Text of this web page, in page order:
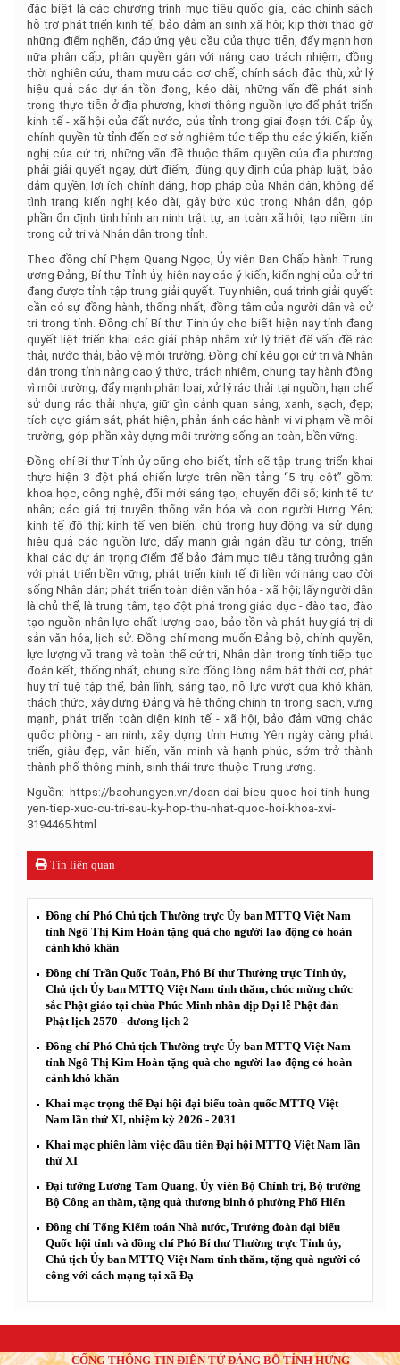
đặc biệt là các chương trình mục tiêu quốc gia, các chính sách
hỗ trợ phát triển kinh tế, bảo đảm an sinh xã hội; kịp thời tháo gỡ
những điểm nghẽn, đáp ứng yêu cầu của thực tiễn, đẩy mạnh hơn
nữa phân cấp, phân quyền gắn với nâng cao trách nhiệm; đồng
thời nghiên cứu, tham mưu các cơ chế, chính sách đặc thù, xử lý
hiệu quả các dự án tồn đọng, kéo dài, những vấn đề phát sinh
trong thực tiễn ở địa phương, khơi thông nguồn lực để phát triển
kinh tế - xã hội của đất nước, của tỉnh trong giai đoạn tới. Cấp ủy,
chính quyền từ tỉnh đến cơ sở nghiêm túc tiếp thu các ý kiến, kiến
nghị của cử tri, những vấn đề thuộc thẩm quyền của địa phương
phải giải quyết ngay, dứt điểm, đúng quy định của pháp luật, bảo
đảm quyền, lợi ích chính đáng, hợp pháp của Nhân dân, không để
tình trạng kiến nghị kéo dài, gây bức xúc trong Nhân dân, góp
phần ổn định tình hình an ninh trật tự, an toàn xã hội, tạo niềm tin
trong cử tri và Nhân dân trong tỉnh.
Theo đồng chí Phạm Quang Ngọc, Ủy viên Ban Chấp hành Trung
ương Đảng, Bí thư Tỉnh ủy, hiện nay các ý kiến, kiến nghị của cử tri
đang được tỉnh tập trung giải quyết. Tuy nhiên, quá trình giải quyết
cần có sự đồng hành, thống nhất, đồng tâm của người dân và cử
tri trong tỉnh. Đồng chí Bí thư Tỉnh ủy cho biết hiện nay tỉnh đang
quyết liệt triển khai các giải pháp nhằm xử lý triệt để vấn đề rác
thải, nước thải, bảo vệ môi trường. Đồng chí kêu gọi cử tri và Nhân
dân trong tỉnh nâng cao ý thức, trách nhiệm, chung tay hành động
vì môi trường; đẩy mạnh phân loại, xử lý rác thải tại nguồn, hạn chế
sử dụng rác thải nhựa, giữ gìn cảnh quan sáng, xanh, sạch, đẹp;
tích cực giám sát, phát hiện, phản ánh các hành vi vi phạm về môi
trường, góp phần xây dựng môi trường sống an toàn, bền vững.
Đồng chí Bí thư Tỉnh ủy cũng cho biết, tỉnh sẽ tập trung triển khai
thực hiện 3 đột phá chiến lược trên nền tảng “5 trụ cột” gồm:
khoa học, công nghệ, đổi mới sáng tạo, chuyển đổi số; kinh tế tư
nhân; các giá trị truyền thống văn hóa và con người Hưng Yên;
kinh tế đô thị; kinh tế ven biển; chú trọng huy động và sử dụng
hiệu quả các nguồn lực, đẩy mạnh giải ngân đầu tư công, triển
khai các dự án trọng điểm để bảo đảm mục tiêu tăng trưởng gắn
với phát triển bền vững; phát triển kinh tế đi liền với nâng cao đời
sống Nhân dân; phát triển toàn diện văn hóa - xã hội; lấy người dân
là chủ thể, là trung tâm, tạo đột phá trong giáo dục - đào tạo, đào
tạo nguồn nhân lực chất lượng cao, bảo tồn và phát huy giá trị di
sản văn hóa, lịch sử. Đồng chí mong muốn Đảng bộ, chính quyền,
lực lượng vũ trang và toàn thể cử tri, Nhân dân trong tỉnh tiếp tục
đoàn kết, thống nhất, chung sức đồng lòng nắm bắt thời cơ, phát
huy trí tuệ tập thể, bản lĩnh, sáng tạo, nỗ lực vượt qua khó khăn,
thách thức, xây dựng Đảng và hệ thống chính trị trong sạch, vững
mạnh, phát triển toàn diện kinh tế - xã hội, bảo đảm vững chắc
quốc phòng - an ninh; xây dựng tỉnh Hưng Yên ngày càng phát
triển, giàu đẹp, văn hiến, văn minh và hạnh phúc, sớm trở thành
thành phố thông minh, sinh thái trực thuộc Trung ương.
Nguồn: https://baohungyen.vn/doan-dai-bieu-quoc-hoi-tinh-hung-
yen-tiep-xuc-cu-tri-sau-ky-hop-thu-nhat-quoc-hoi-khoa-xvi-
3194465.html
Tin liên quan
Đồng chí Phó Chủ tịch Thường trực Ủy ban MTTQ Việt Nam
tỉnh Ngô Thị Kim Hoàn tặng quà cho người lao động có hoàn
cảnh khó khăn
Đồng chí Trần Quốc Toản, Phó Bí thư Thường trực Tỉnh ủy,
Chủ tịch Ủy ban MTTQ Việt Nam tỉnh thăm, chúc mừng chức
sắc Phật giáo tại chùa Phúc Minh nhân dịp Đại lễ Phật đản
Phật lịch 2570 - dương lịch 2
Đồng chí Phó Chủ tịch Thường trực Ủy ban MTTQ Việt Nam
tỉnh Ngô Thị Kim Hoàn tặng quà cho người lao động có hoàn
cảnh khó khăn
Khai mạc trọng thể Đại hội đại biểu toàn quốc MTTQ Việt
Nam lần thứ XI, nhiệm kỳ 2026 - 2031
Khai mạc phiên làm việc đầu tiên Đại hội MTTQ Việt Nam lần
thứ XI
Đại tướng Lương Tam Quang, Ủy viên Bộ Chính trị, Bộ trưởng
Bộ Công an thăm, tặng quà thương binh ở phường Phố Hiến
Đồng chí Tổng Kiểm toán Nhà nước, Trưởng đoàn đại biểu
Quốc hội tỉnh và đồng chí Phó Bí thư Thường trực Tỉnh ủy,
Chủ tịch Ủy ban MTTQ Việt Nam tỉnh thăm, tặng quà người có
công với cách mạng tại xã Đạ
CỔNG THÔNG TIN ĐIỆN TỬ ĐẢNG BỘ TỈNH HƯNG